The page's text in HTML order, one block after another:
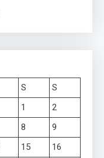
S
S
1
2
8
9
15 16